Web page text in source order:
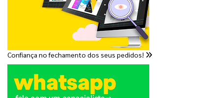
Confiança no fechamento dos seus pedidos!